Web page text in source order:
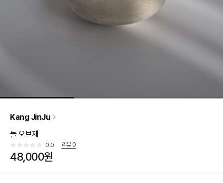
Kang JinJu
돌 오브제
0.0 리뷰0
48,000원